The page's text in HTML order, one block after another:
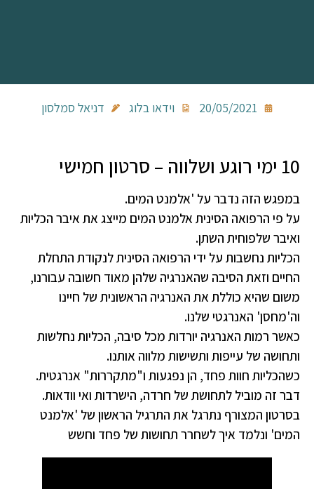
20/05/2021 וידאו בלוג דניאל סמלסון
10 ימי רוגע ושלווה – סרטון חמישי
במפגש הזה נדבר על 'אלמנט המים.
על פי הרפואה הסינית אלמנט המים מייצג את איבר הכליות
ואיבר שלפוחית השתן.
הכליות נחשבות על ידי הרפואה הסינית לנקודת התחלת
החיים וזאת הסיבה שהאנרגיה שלהן מאוד חשובה עבורנו,
משום שהיא כוללת את האנרגיה הראשונית של חיינו
וה'מחסן' האנרגטי שלנו.
כאשר רמות האנרגיה יורדות מכל סיבה, הכליות נחלשות
ותחושה של עייפות ותשישות מלווה אותנו.
כשהכליות חוות פחד, הן נפגעות ו"מתקררות" אנרגטית.
דבר זה מוביל לתחושת של חרדה, הישרדות ואי וודאות.
בסרטון המצורף נתרגל את התרגיל הראשון של 'אלמנט
המים' ונלמד איך לשחרר תחושות של פחד וחשש